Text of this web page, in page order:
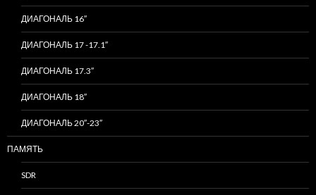
ДИАГОНАЛЬ 16″
ДИАГОНАЛЬ 17 -17.1″
ДИАГОНАЛЬ 17.3″
ДИАГОНАЛЬ 18″
ДИАГОНАЛЬ 20″-23″
ПАМЯТЬ
SDR